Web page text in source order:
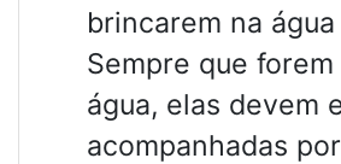
brincarem na
Sempre que
água, elas devem
acompanhadas